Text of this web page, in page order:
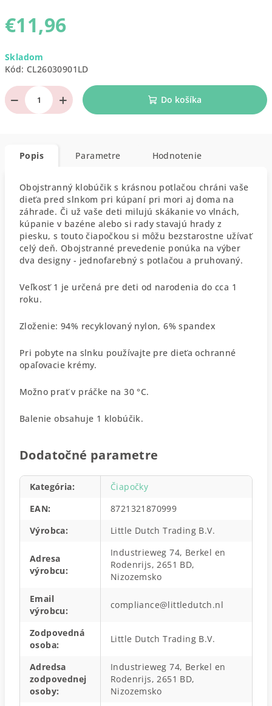
€11,96
cena:
Skladom
Kód: CL26030901LD
+
− Do košíka
Popis Parametre Hodnotenie
Obojstranný klobúčik s krásnou potlačou chráni vaše
dieťa pred slnkom pri kúpaní pri mori aj doma na
záhrade. Či už vaše deti milujú skákanie vo vlnách,
kúpanie v bazéne alebo si rady stavajú hrady z
piesku, s touto čiapočkou si môžu bezstarostne užívať
celý deň. Obojstranné prevedenie ponúka na výber
dva designy - jednofarebný s potlačou a pruhovaný.
Veľkosť 1 je určená pre deti od narodenia do cca 1
roku.
Zloženie: 94% recyklovaný nylon, 6% spandex
Pri pobyte na slnku používajte pre dieťa ochranné
opaľovacie krémy.
Možno prať v práčke na 30 °C.
Balenie obsahuje 1 klobúčik.
Dodatočné parametre
Kategória:
Čiapočky
EAN:
8721321870999
Výrobca: Little Dutch Trading B.V.
Adresa
výrobcu:
Industrieweg 74, Berkel en
Rodenrijs, 2651 BD,
Nizozemsko
Email
výrobcu:
compliance@littledutch.nl
Zodpovedná
osoba:
Little Dutch Trading B.V.
Adredsa
zodpovednej
osoby:
Industrieweg 74, Berkel en
Rodenrijs, 2651 BD,
Nizozemsko